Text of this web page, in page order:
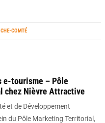
COMTÉ
e-tourisme – Pôle
chez Nièvre Attractive
et de Développement
du Pôle Marketing Territorial,